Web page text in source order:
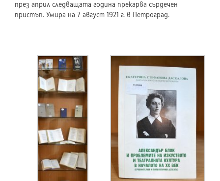
през април следващата година прекарва сърдечен
пристъп. Умира на 7 август 1921 г. в Петроград.